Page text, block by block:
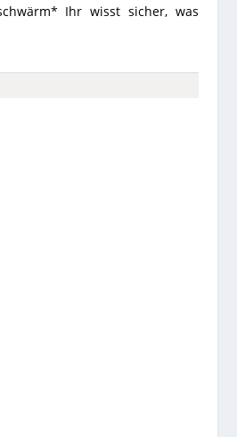
Ihr wisst sicher, was